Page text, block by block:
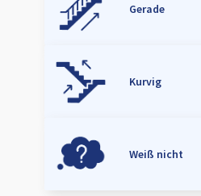
Gerade
Kurvig
Weiß nicht